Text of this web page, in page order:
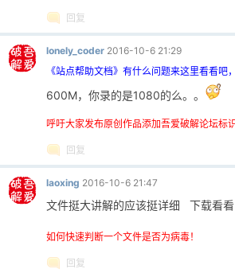
回复
lonely_coder 2016-10-6 21:29
《站点帮助文档》有什么问题来这里看看吧
600M，你录的是1080的么。。
呼吁大家发布原创作品添加吾爱破解论坛标识
回复
laoxing 2016-10-6 21:47
文件挺大讲解的应该挺详细 下载看看
如何快速判断一个文件是否为病毒！
回复